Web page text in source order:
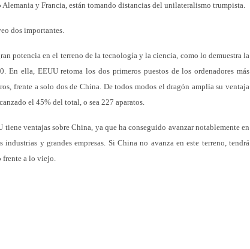
y Francia, están tomando distancias del unilateralismo trumpista.
dos importantes.
potencia en el terreno de la tecnología y la ciencia, como lo demuestra la
En ella, EEUU retoma los dos primeros puestos de los ordenadores más
frente a solo dos de China. De todos modos el dragón amplía su ventaja
el 45% del total, o sea 227 aparatos.
ventajas sobre China, ya que ha conseguido avanzar notablemente en
y grandes empresas. Si China no avanza en este terreno, tendrá
frente a lo viejo.